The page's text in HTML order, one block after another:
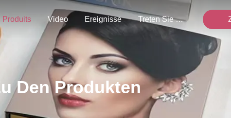
Produits Video Ereignisse Treten Sie Mit Uns In Verbindung
Den Produkten